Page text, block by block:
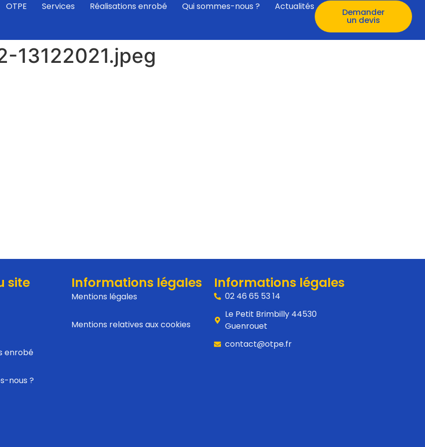
OTPE Services Réalisations enrobé Qui sommes-nous ? Actualités
Demander
un devis
13122021.jpeg
site
enrobé
nous ?
Informations légales
Mentions légales
Mentions relatives aux cookies
Informations légales
02 46 65 53 14
Le Petit Brimbilly 44530
Guenrouet
contact@otpe.fr